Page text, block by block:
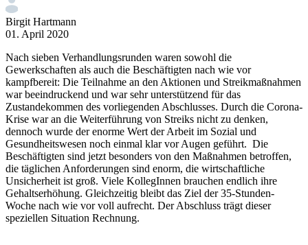
Birgit Hartmann
01. April 2020
Nach sieben Verhandlungsrunden waren sowohl die
Gewerkschaften als auch die Beschäftigten nach wie vor
kampfbereit: Die Teilnahme an den Aktionen und Streikmaßnahmen
war beeindruckend und war sehr unterstützend für das
Zustandekommen des vorliegenden Abschlusses. Durch die Corona-
Krise war an die Weiterführung von Streiks nicht zu denken,
dennoch wurde der enorme Wert der Arbeit im Sozial und
Gesundheitswesen noch einmal klar vor Augen geführt. Die
Beschäftigten sind jetzt besonders von den Maßnahmen betroffen,
die täglichen Anforderungen sind enorm, die wirtschaftliche
Unsicherheit ist groß. Viele KollegInnen brauchen endlich ihre
Gehaltserhöhung. Gleichzeitig bleibt das Ziel der 35-Stunden-
Woche nach wie vor voll aufrecht. Der Abschluss trägt dieser
speziellen Situation Rechnung.